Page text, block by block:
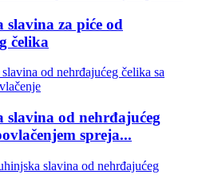
za piće od
čelika
od nehrđajućeg
spreja...